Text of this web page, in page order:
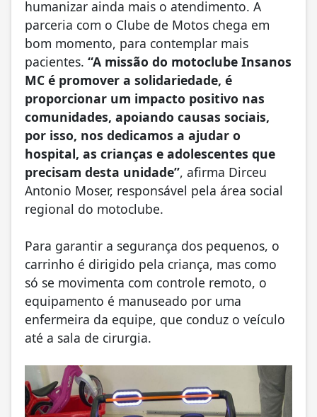
humanizar ainda mais o atendimento. A
parceria com o Clube de Motos chega em
bom momento, para contemplar mais
pacientes. “A missão do motoclube Insanos
MC é promover a solidariedade, é
proporcionar um impacto positivo nas
comunidades, apoiando causas sociais,
por isso, nos dedicamos a ajudar o
hospital, as crianças e adolescentes que
precisam desta unidade”, afirma Dirceu
Antonio Moser, responsável pela área social
regional do motoclube.
Para garantir a segurança dos pequenos, o
carrinho é dirigido pela criança, mas como
só se movimenta com controle remoto, o
equipamento é manuseado por uma
enfermeira da equipe, que conduz o veículo
até a sala de cirurgia.